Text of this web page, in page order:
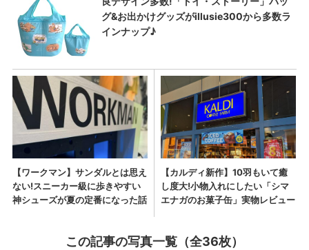
この記事の写真一覧（全36枚）